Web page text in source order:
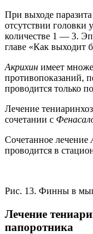
При выходе
отсутствии головки
количестве 1 — 3.
главе «Как выходит
Акрихин имеет
противопоказаний,
проводится только
Лечение
сочетании с
Сочетанное лечение
проводится в
Рис. 13. Финны в
Лечение
папоротника